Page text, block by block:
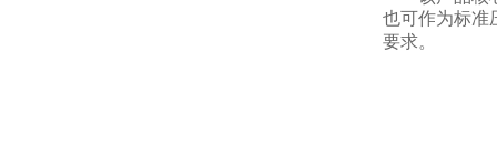
也可作为标准
要求。